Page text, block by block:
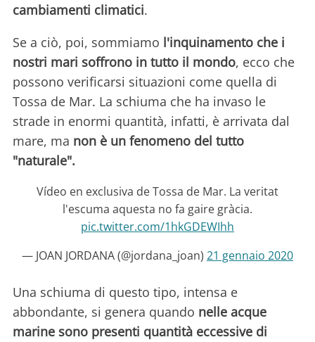
cambiamenti climatici.
Se a ciò, poi, sommiamo l'inquinamento che i
nostri mari soffrono in tutto il mondo, ecco che
possono verificarsi situazioni come quella di
Tossa de Mar. La schiuma che ha invaso le
strade in enormi quantità, infatti, è arrivata dal
mare, ma non è un fenomeno del tutto
"naturale".
Vídeo en exclusiva de Tossa de Mar. La veritat
l'escuma aquesta no fa gaire gràcia.
pic.twitter.com/1hkGDEWIhh
— JOAN JORDANA (@jordana_joan) 21 gennaio 2020
Una schiuma di questo tipo, intensa e
abbondante, si genera quando nelle acque
marine sono presenti quantità eccessive di